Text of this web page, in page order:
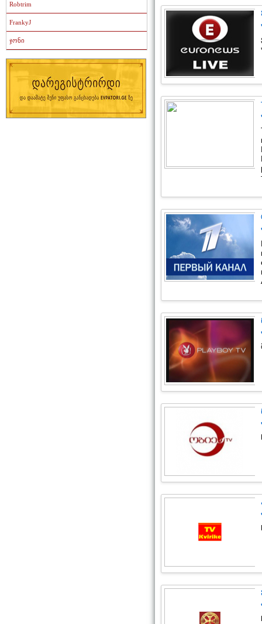
Robtrim
FrankyJ
ჯონი